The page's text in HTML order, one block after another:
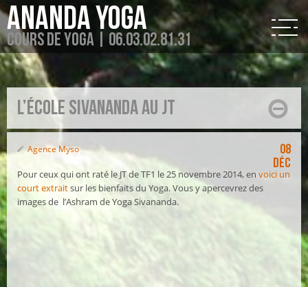
Ananda Yoga
Cours de Yoga | 06.03.02.81.31
L’école Sivananda au JT
Agence Myso
08
Déc
Pour ceux qui ont raté le JT de TF1 le 25 novembre 2014, en voici un
court extraitsur les bienfaits du Yoga. Vous y apercevrez des
images de l’Ashram de Yoga Sivananda.